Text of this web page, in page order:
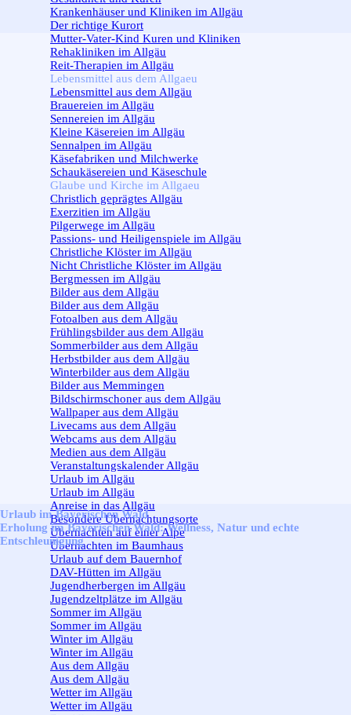
Krankenhäuser und Kliniken im Allgäu
Der richtige Kurort
Mutter-Vater-Kind Kuren und Kliniken
Rehakliniken im Allgäu
Reit-Therapien im Allgäu
Lebensmittel aus dem Allgaeu
Lebensmittel aus dem Allgäu
Brauereien im Allgäu
Sennereien im Allgäu
Kleine Käsereien im Allgäu
Sennalpen im Allgäu
Käsefabriken und Milchwerke
Schaukäsereien und Käseschule
Glaube und Kirche im Allgaeu
Christlich geprägtes Allgäu
Exerzitien im Allgäu
Pilgerwege im Allgäu
Passions- und Heiligenspiele im Allgäu
Christliche Klöster im Allgäu
Nicht Christliche Klöster im Allgäu
Bergmessen im Allgäu
Bilder aus dem Allgäu
Bilder aus dem Allgäu
Fotoalben aus dem Allgäu
Frühlingsbilder aus dem Allgäu
Sommerbilder aus dem Allgäu
Herbstbilder aus dem Allgäu
Winterbilder aus dem Allgäu
Bilder aus Memmingen
Bildschirmschoner aus dem Allgäu
Wallpaper aus dem Allgäu
Livecams aus dem Allgäu
Webcams aus dem Allgäu
Medien aus dem Allgäu
Veranstaltungskalender Allgäu
Urlaub im Allgäu
Urlaub im Allgäu
Anreise in das Allgäu
Besondere Übernachtungsorte
Übernachten auf einer Alpe
Übernachten im Baumhaus
Urlaub auf dem Bauernhof
DAV-Hütten im Allgäu
Jugendherbergen im Allgäu
Jugendzeltplätze im Allgäu
Sommer im Allgäu
Sommer im Allgäu
Winter im Allgäu
Winter im Allgäu
Aus dem Allgäu
Aus dem Allgäu
Wetter im Allgäu
Wetter im Allgäu
Urlaub im Bayerischen Wald
Erholung im Bayerischen Wald: Wellness, Natur und echte
Entschleunigung